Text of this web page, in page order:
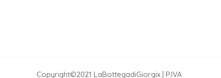
Copyright©2021 LaBottegadiGiorgix | P.IVA